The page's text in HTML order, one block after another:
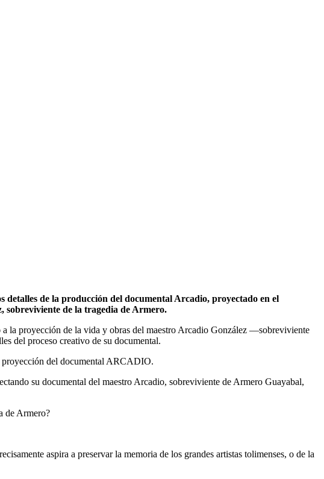
de la producción del documental Arcadio, proyectado en el
sobreviviente de la tragedia de Armero.
la proyección de la vida y obras del maestro Arcadio González —sobreviviente
del proceso creativo de su documental.
proyección del documental ARCADIO.
su documental del maestro Arcadio, sobreviviente de Armero Guayabal,
de Armero?
aspira a preservar la memoria de los grandes artistas tolimenses, o de la